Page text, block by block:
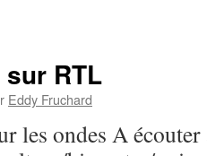
RTL
Eddy Fruchard
les ondes A